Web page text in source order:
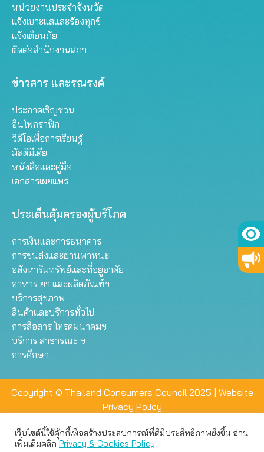
หน่วยงานประจำจังหวัด
แจ้งเบาะแสและร้องทุกข์
แจ้งเตือนภัย
ติดต่อสำนักงานสภา
ข่าวสาร และรณรงค์
ประกาศเชิญชวน
อินโฟกราฟิก
วิดีโอเพื่อการเรียนรู้
มัลติมีเดีย
หนังสือและคู่มือ
เอกสารเผยแพร่
ประเด็นคุ้มครองผู้บริโภค
การเงินและการธนาคาร
การขนส่งและยานพาหนะ
อสังหาริมทรัพย์และที่อยู่อาศัย
อาหาร ยา และผลิตภัณฑ์ฯ
บริการสุขภาพ
สินค้าและบริการทั่วไป
การสื่อสาร โทรคมนาคมฯ
บริการ สาธารณะ ฯ
การศึกษา
Copyright © Thailand Consumers Council 2025 | Website
Privacy Policy
เว็บไซต์นี้ใช้คุ้กกี้เพื่อสร้างประสบการณ์ที่ดีมีประสิทธิภาพยิ่งขึ้น อ่าน
เพิ่มเติมคลิกPrivacy & Cookies Policy
เว็บไซต์นี้ใช้คุกกี้เพื่อมอบประสบการณ์การใช้งานที่ดีให้แก่ท่าน คุณ